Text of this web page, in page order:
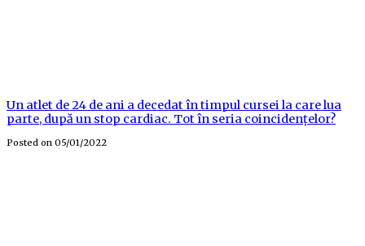
Un atlet de 24 de ani a decedat în timpul cursei la care lua
parte, după un stop cardiac. Tot în seria coincidențelor?
Posted on 05/01/2022